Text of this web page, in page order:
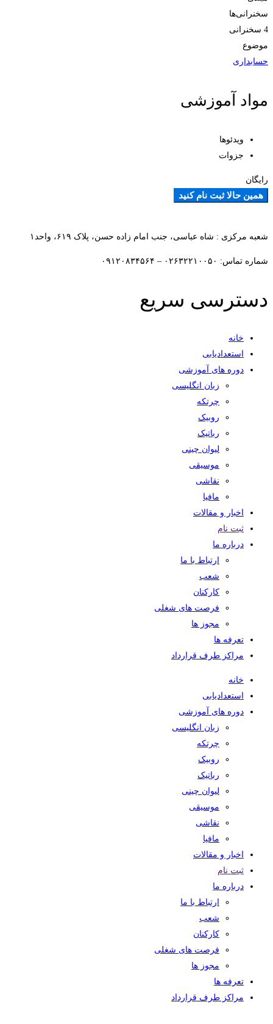
سخنرانی‌ها
4 سخنرانی‌
موضوع
حسابداری
مواد آموزشی
ویدئوها
جزوات
رایگان
همین حالا ثبت نام کنید
شعبه مرکزی : شاه عباسی، جنب امام زاده حسن، پلاک ۶۱۹، واحد۱​
شماره تماس: ۰۲۶۳۲۲۱۰۰۵۰ – ۰۹۱۲۰۸۳۴۵۶۴
دسترسی سریع
خانه
استعدادیابی
دوره های آموزشی
زبان انگلیسی
چرتکه
روبیک
رباتیک
لیوان چینی
موسیقی
نقاشی
مافیا
اخبار و مقالات
ثبت نام
درباره ما
ارتباط با ما
شعب
کارکنان
فرصت های شغلی
مجوز ها
تعرفه ها
مراکز طرف قرارداد
خانه
استعدادیابی
دوره های آموزشی
زبان انگلیسی
چرتکه
روبیک
رباتیک
لیوان چینی
موسیقی
نقاشی
مافیا
اخبار و مقالات
ثبت نام
درباره ما
ارتباط با ما
شعب
کارکنان
فرصت های شغلی
مجوز ها
تعرفه ها
مراکز طرف قرارداد